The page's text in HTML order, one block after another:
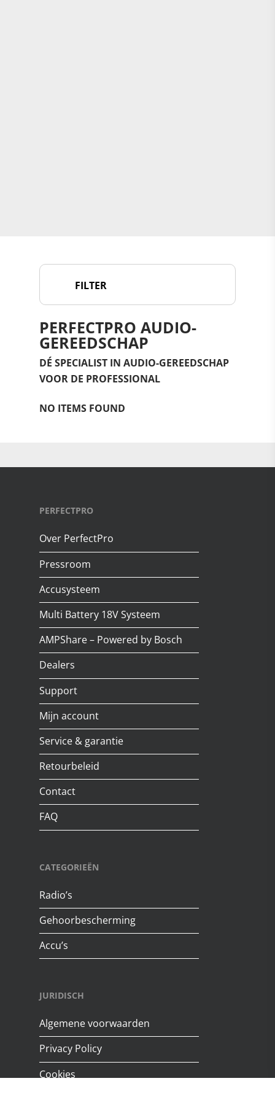
FILTER
PERFECTPRO AUDIO-
GEREEDSCHAP
DÉ SPECIALIST IN AUDIO-GEREEDSCHAP
VOOR DE PROFESSIONAL
NO ITEMS FOUND
PERFECTPRO
Over PerfectPro
Pressroom
Accusysteem
Multi Battery 18V Systeem
AMPShare – Powered by Bosch
Dealers
Support
Mijn account
Service & garantie
Retourbeleid
Contact
FAQ
CATEGORIEËN
Radio’s
Gehoorbescherming
Accu’s
JURIDISCH
Algemene voorwaarden
Privacy Policy
Cookies